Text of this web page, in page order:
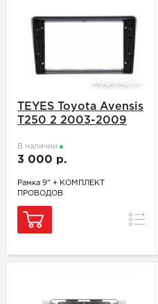
TEYES Toyota Avensis
T250 2 2003-2009
В наличии
3 000 р.
Рамка 9" + КОМПЛЕКТ
ПРОВОДОВ